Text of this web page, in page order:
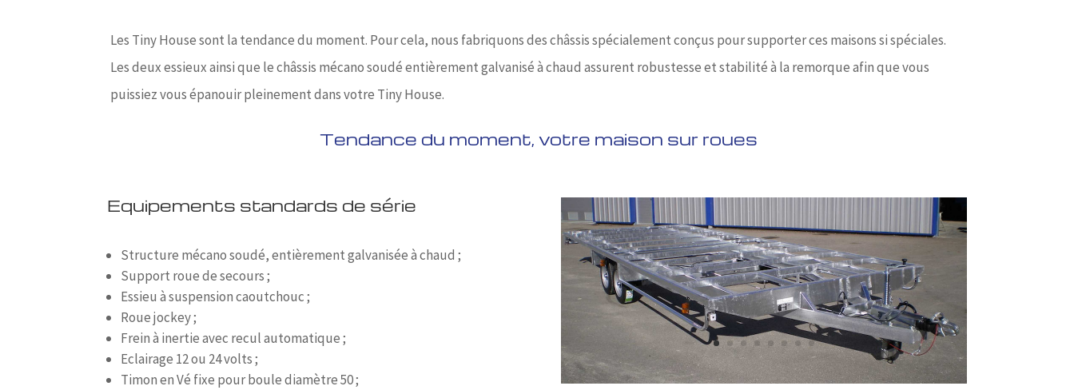
Les Tiny House sont la tendance du moment. Pour cela, nous fabriquons des châssis spécialement conçus pour supporter ces maisons si spéciales.
Les deux essieux ainsi que le châssis mécano soudé entièrement galvanisé à chaud assurent robustesse et stabilité à la remorque afin que vous
puissiez vous épanouir pleinement dans votre Tiny House.
Tendance du moment, votre maison sur roues
Equipements standards de série
Structure mécano soudé, entièrement galvanisée à chaud ;
Support roue de secours ;
Essieu à suspension caoutchouc ;
Roue jockey ;
Frein à inertie avec recul automatique ;
Eclairage 12 ou 24 volts ;
Timon en Vé fixe pour boule diamètre 50 ;